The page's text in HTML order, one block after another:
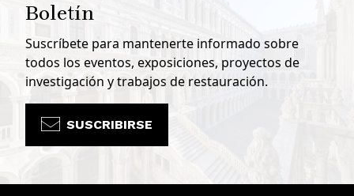
Boletín
Suscríbete para mantenerte informado sobre
todos los eventos, exposiciones, proyectos de
investigación y trabajos de restauración.
SUSCRIBIRSE